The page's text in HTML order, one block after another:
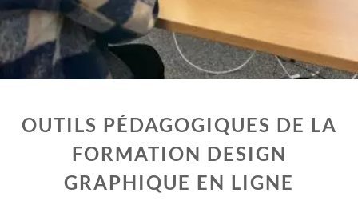
OUTILS PÉDAGOGIQUES DE LA
FORMATION DESIGN
GRAPHIQUE EN LIGNE